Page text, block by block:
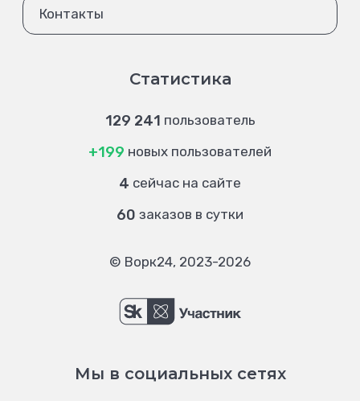
Контакты
Статистика
129 241 пользователь
+199 новых пользователей
4 сейчас на сайте
60 заказов в сутки
© Ворк24, 2023-2026
Мы в социальных сетях